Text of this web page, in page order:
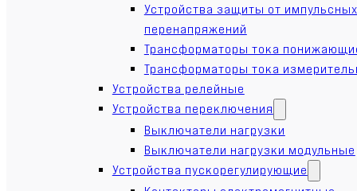
Устройства защиты от импульсных
перенапряжений
Трансформаторы тока
Трансформаторы тока
Устройства релейные
Устройства переключения
Выключатели нагрузки
Выключатели нагрузки модульные
Устройства пускорегулирующие